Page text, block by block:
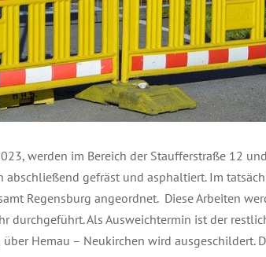
werden im Bereich der Staufferstraße 12
abschließend gefräst und asphaltiert. Im
Regensburg angeordnet. Diese Arbeiten
durchgeführt. Als Ausweichtermin ist der
Hemau – Neukirchen wird ausgeschildert.